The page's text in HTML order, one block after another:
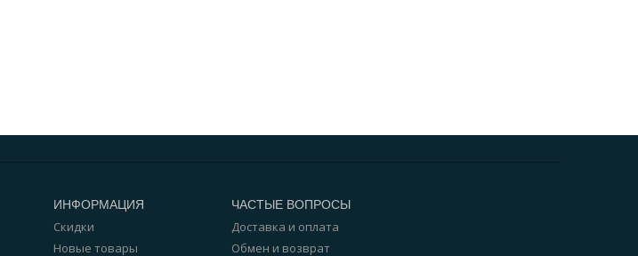
ИНФОРМАЦИЯ
Скидки
Новые товары
ЧАСТЫЕ ВОПРОСЫ
Доставка и оплата
Обмен и возврат